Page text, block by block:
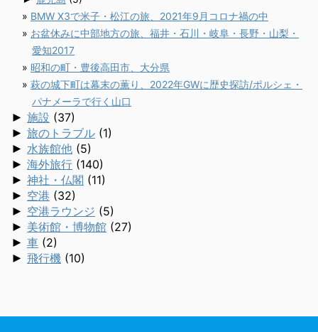
BMW X3で米子・松江の旅、2021年9月コロナ禍の中
お盆休みに中部地方の旅、福井・石川・岐阜・長野・山梨・
愛知2017
昭和の町・豊後高田市、大分県
萩の城下町は幕末の薫り、2022年GWに歴史探訪/ポルシェ・
パナメーラで行く山口
► 施設 (37)
► 旅のトラブル (1)
► 水族館他 (5)
► 海外旅行 (140)
► 神社・仏閣 (11)
► 空港 (32)
► 空港ラウンジ (5)
► 美術館・博物館 (27)
► 車 (2)
► 飛行機 (10)